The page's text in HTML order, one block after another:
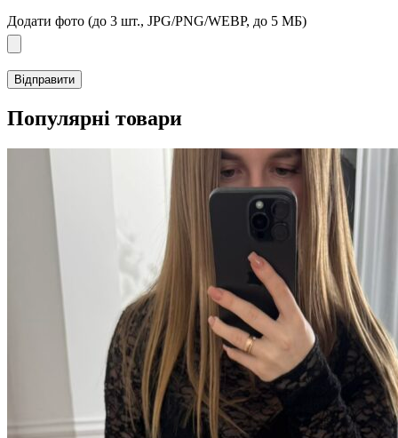
Додати фото (до 3 шт., JPG/PNG/WEBP, до 5 МБ)
Популярні товари